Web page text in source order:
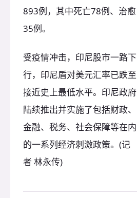
893例，其中死亡78例、治愈
35例。
受疫情冲击，印尼股市一路下
行，印尼盾对美元汇率已跌至
接近史上最低水平。印尼政府
陆续推出并实施了包括财政、
金融、税务、社会保障等在内
的一系列经济刺激政策。(记
者 林永传)